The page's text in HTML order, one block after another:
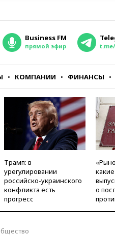
Business FM
прямой эфир
КОМПАНИИ ФИНАНСЫ
Трамп: в
урегулировании
российско-украинского
конфликта есть
прогресс
о